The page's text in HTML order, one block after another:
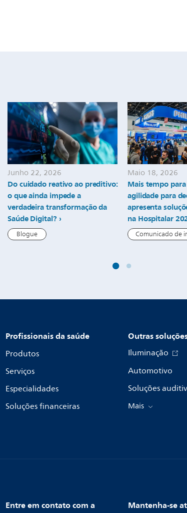
Junho 22, 2026
Do cuidado reativo ao preditivo:
o que ainda impede a
verdadeira transformação da
Saúde Digital?
Blogue
Maio 18, 2026
Mais tempo
agilidade para
apresenta
na Hospitalar
Comunicado de
Profissionais da saúde
Produtos
Serviços
Especialidades
Soluções financeiras
Outras
Iluminação
Automotivo
Soluções
Mais
Entre em contato com a
Mantenha-se